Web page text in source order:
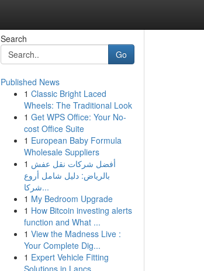
Search
Go
Published News
1 Classic Bright Laced
Wheels: The Traditional Look
1 Get WPS Office: Your No-
cost Office Suite
1 European Baby Formula
Wholesale Suppliers
1 أفضل شركات نقل عفش
بالرياض: دليل شامل أروع
شركا...
1 My Bedroom Upgrade
1 How Bitcoin investing alerts
function and What ...
1 View the Madness Live :
Your Complete Dig...
1 Expert Vehicle Fitting
Solutions in Lancs